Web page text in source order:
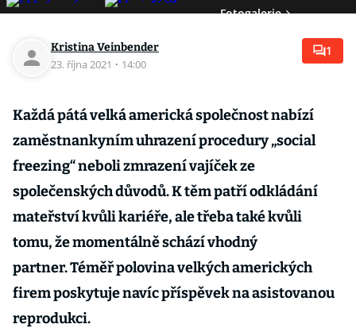
Fotogalerie
Kristina Veinbender
23. října 2021 · 14:00
1
Každá pátá velká americká společnost nabízí
zaměstnankyním uhrazení procedury „social
freezing“ neboli zmrazení vajíček ze
společenských důvodů. K těm patří odkládání
mateřství kvůli kariéře, ale třeba také kvůli
tomu, že momentálně schází vhodný
partner. Téměř polovina velkých amerických
firem poskytuje navíc příspěvek na asistovanou
reprodukci.